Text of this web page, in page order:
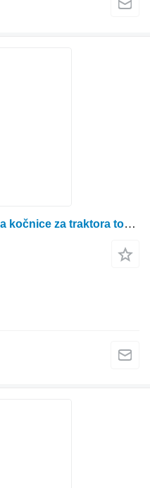
Challenger 71441893 stezaljka kočnice za traktora točkaša